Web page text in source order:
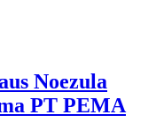
Noezula
PT PEMA